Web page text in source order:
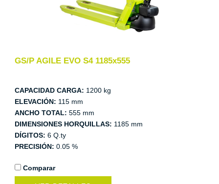
GS/P AGILE EVO S4 1185x555
CAPACIDAD CARGA: 1200 kg
ELEVACIÓN: 115 mm
ANCHO TOTAL: 555 mm
DIMENSIONES HORQUILLAS: 1185 mm
DÍGITOS: 6 Q.ty
PRECISIÓN: 0.05 %
Comparar